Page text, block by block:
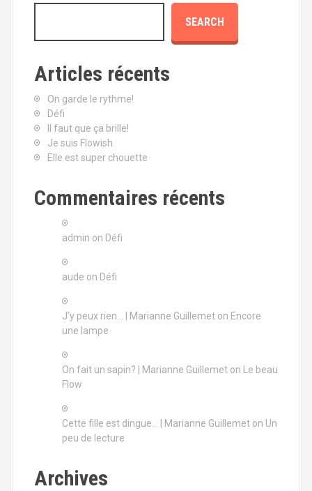
SEARCH
Articles récents
On garde le rythme!
Défi
Il faut que ça brille!
Je suis Flowish
Elle est super chouette
Commentaires récents
admin on Défi
aude on Défi
J’y peux rien… | Marianne Guillemet on Encore
une lampe
On fait un sapin? | Marianne Guillemet on
Le beau
Flow
Cette fille est dingue… | Marianne Guillemet on Un
peu de lecture
Archives